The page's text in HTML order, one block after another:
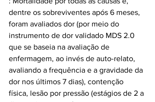
dentre os sobreviventes após 6 meses,
foram avaliados dor (por meio do
instrumento de dor validado MDS 2.0
que se baseia na avaliação de
enfermagem, ao invés de auto-relato,
avaliando a frequência e a gravidade da
dor nos últimos 7 dias), contenção
física, lesão por pressão (estágios de 2 a